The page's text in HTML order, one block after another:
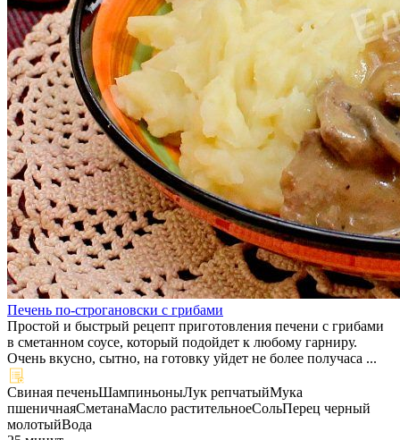
Печень по-строгановски с грибами
Простой и быстрый рецепт приготовления печени с грибами
в сметанном соусе, который подойдет к любому гарниру.
Очень вкусно, сытно, на готовку уйдет не более получаса ...
Свиная печеньШампиньоныЛук репчатыйМука
пшеничнаяСметанаМасло растительноеСольПерец черный
молотыйВода